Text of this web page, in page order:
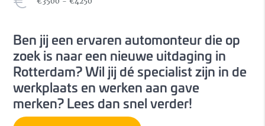
Ben jij een ervaren automonteur die op
zoek is naar een nieuwe uitdaging in
Rotterdam? Wil jij dé specialist zijn in de
werkplaats en werken aan gave
merken? Lees dan snel verder!